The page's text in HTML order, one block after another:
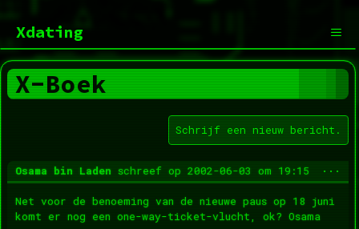
inhoud
Xdating
Menu
X-Boek
Osama bin Laden schreef op 2002-06-03 om 19:15
Net voor de benoeming van de nieuwe paus op 18 juni
komt er nog een one-way-ticket-vlucht, ok? Osama
...